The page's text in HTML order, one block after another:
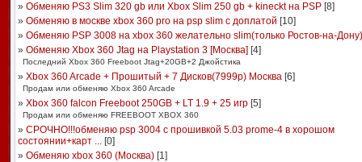
» Обменяю PS3 Slim 320 gb или Xbox Slim 250 gb + kineckt на PSP[8]
» Обменяю в москве xbox 360 pro на psp slim с доплатой [10]
» Обменяю PSP 3008 на xbox 360 желательно slim(только Ростов-на-Дону)
» Обменяю Xbox 360 Jtag на Playstation 3 [Москва] [4]
Последний Xbox 360 Freeboot Jtag+20GB+2 Джойстика
» Xbox 360 Arcade + Прошитый + 7 Дисков(7999р) Москва[6]
Продам или обменяю Xbox 360 Arcade
» Xbox 360 falcon Freeboot 250GB + LT 1.9 + 25 игр[5]
Продам или обменяю FREEBOOT XBOX 360
» СРОЧНО!!!обменяю psp 3004 с прошивкой 5.03 prome-4 в хорошом
состоянии+карт ...[0]
» Обменяю xbox 360 (Москва)[1]